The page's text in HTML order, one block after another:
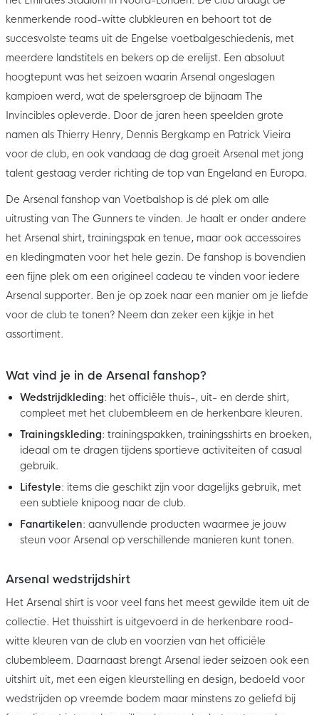
kenmerkende rood-witte clubkleuren en behoort tot de
succesvolste teams uit de Engelse voetbalgeschiedenis, met
meerdere landstitels en bekers op de erelijst. Een absoluut
hoogtepunt was het seizoen waarin Arsenal ongeslagen
kampioen werd, wat de spelersgroep de bijnaam The
Invincibles opleverde. Door de jaren heen speelden grote
namen als Thierry Henry, Dennis Bergkamp en Patrick Vieira
voor de club, en ook vandaag de dag groeit Arsenal met jong
talent gestaag verder richting de top van Engeland en Europa.
De Arsenal fanshop van Voetbalshop is dé plek om alle
uitrusting van The Gunners te vinden. Je haalt er onder andere
het Arsenal shirt, trainingspak en tenue, maar ook accessoires
en kledingmaten voor het hele gezin. De fanshop is bovendien
een fijne plek om een origineel cadeau te vinden voor iedere
Arsenal supporter. Ben je op zoek naar een manier om je liefde
voor de club te tonen? Neem dan zeker een kijkje in het
assortiment.
Wat vind je in de Arsenal fanshop?
Wedstrijdkleding: het officiële thuis-, uit- en derde shirt,
compleet met het clubembleem en de herkenbare kleuren.
Trainingskleding: trainingspakken, trainingsshirts en broeken,
ideaal om te dragen tijdens sportieve activiteiten of casual
gebruik.
Lifestyle: items die geschikt zijn voor dagelijks gebruik, met
een subtiele knipoog naar de club.
Fanartikelen: aanvullende producten waarmee je jouw
steun voor Arsenal op verschillende manieren kunt tonen.
Arsenal wedstrijdshirt
Het Arsenal shirt is voor veel fans het meest gewilde item uit de
collectie. Het thuisshirt is uitgevoerd in de herkenbare rood-
witte kleuren van de club en voorzien van het officiële
clubembleem. Daarnaast brengt Arsenal ieder seizoen ook een
uitshirt uit, met een eigen kleurstelling en design, bedoeld voor
wedstrijden op vreemde bodem maar minstens zo geliefd bij